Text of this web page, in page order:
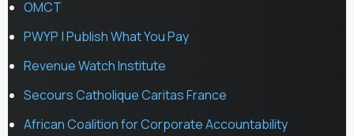
OMCT
PWYP | Publish What You Pay
Revenue Watch Institute
Secours Catholique Caritas France
African Coalition for Corporate Accountability